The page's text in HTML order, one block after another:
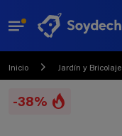
Inicio Jardín y Bricolaje
-38%